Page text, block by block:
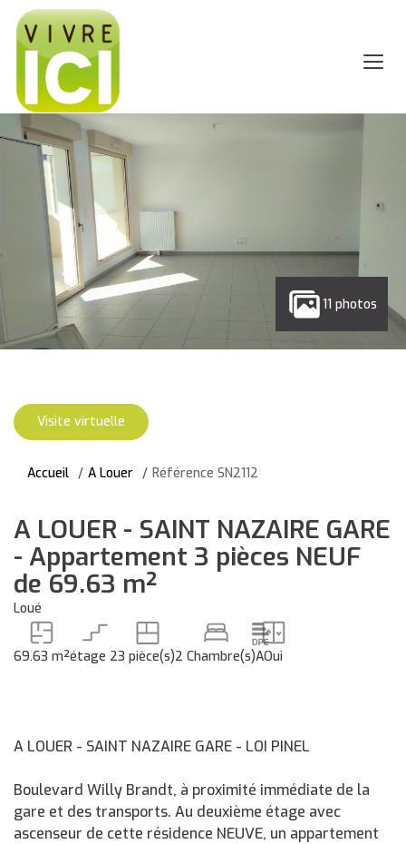
11 photos
Visite virtuelle
Accueil A Louer Référence SN2112
A LOUER - SAINT NAZAIRE GARE
- Appartement 3 pièces NEUF
de 69.63 m²
Loué
69.63 m²étage 23 pièce(s)2 Chambre(s)AOui
A LOUER - SAINT NAZAIRE GARE - LOI PINEL
Boulevard Willy Brandt, à proximité immédiate de la
gare et des transports. Au deuxième étage avec
ascenseur de cette résidence NEUVE, un appartement